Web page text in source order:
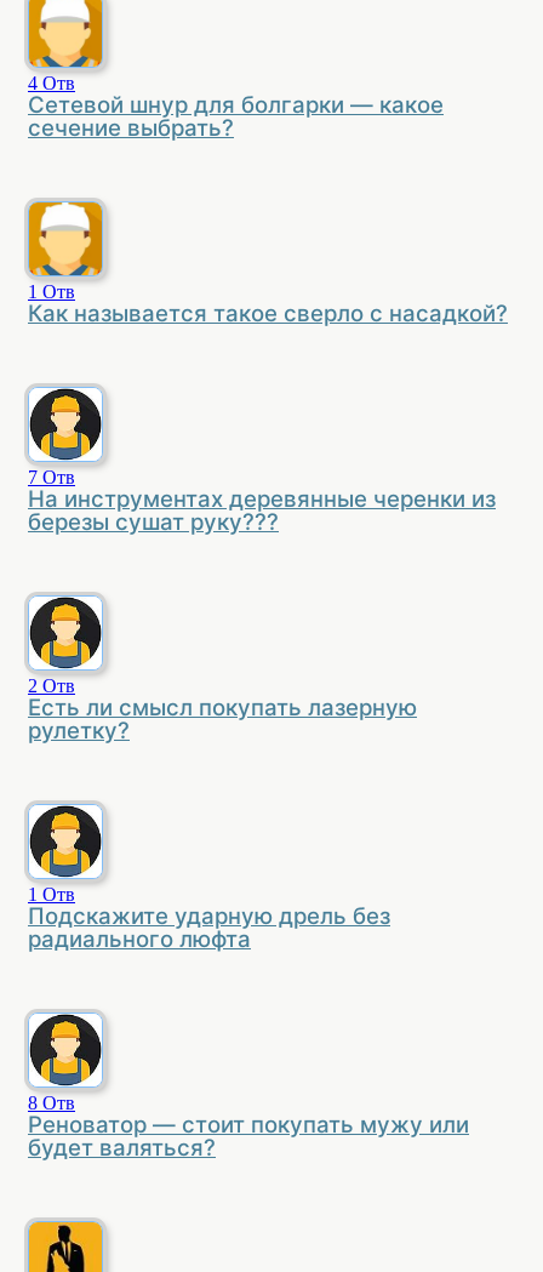
4 Отв
Сетевой шнур для болгарки — какое
сечение выбрать?
1 Отв
Как называется такое сверло с насадкой?
7 Отв
На инструментах деревянные черенки из
березы сушат руку???
2 Отв
Есть ли смысл покупать лазерную
рулетку?
1 Отв
Подскажите ударную дрель без
радиального люфта
8 Отв
Реноватор — стоит покупать мужу или
будет валяться?